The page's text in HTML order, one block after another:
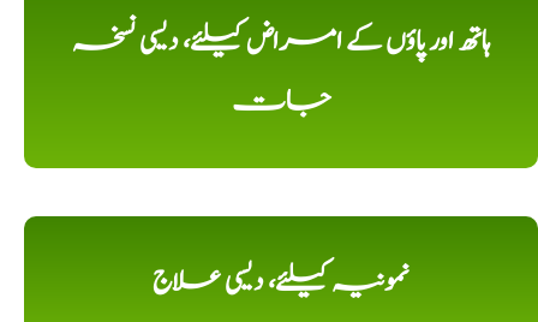
ہاتھ اور پاؤں کے امراض کیلئے، دیسی نسخہ
جات
نمونیہ کیلئے، دیسی علاج